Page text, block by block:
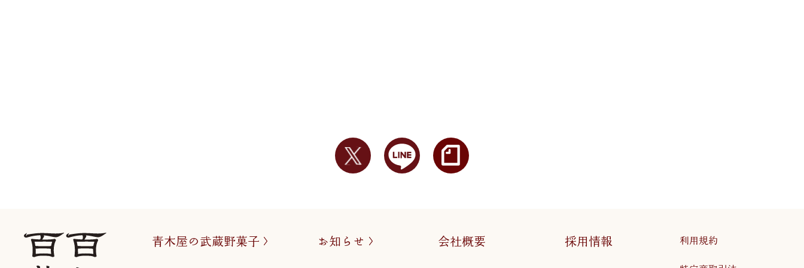
青木屋の武蔵野菓子 お知らせ 会社概要 採用情報 利用規約